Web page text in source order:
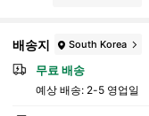
배송지 South Korea
무료 배송
예상 배송: 2-5 영업일